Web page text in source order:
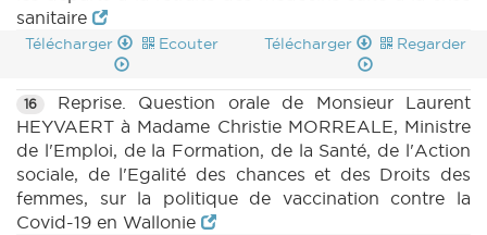
sanitaire
Télécharger Ecouter Télécharger Regarder
16
Reprise. Question orale de Monsieur Laurent
HEYVAERT à Madame Christie MORREALE, Ministre
de l'Emploi, de la Formation, de la Santé, de l'Action
sociale, de l'Egalité des chances et des Droits des
femmes, sur la politique de vaccination contre la
Covid-19 en Wallonie